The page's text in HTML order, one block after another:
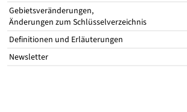
Gebietsveränderungen,
Änderungen zum Schlüsselverzeichnis
Definitionen und Erläuterungen
Newsletter